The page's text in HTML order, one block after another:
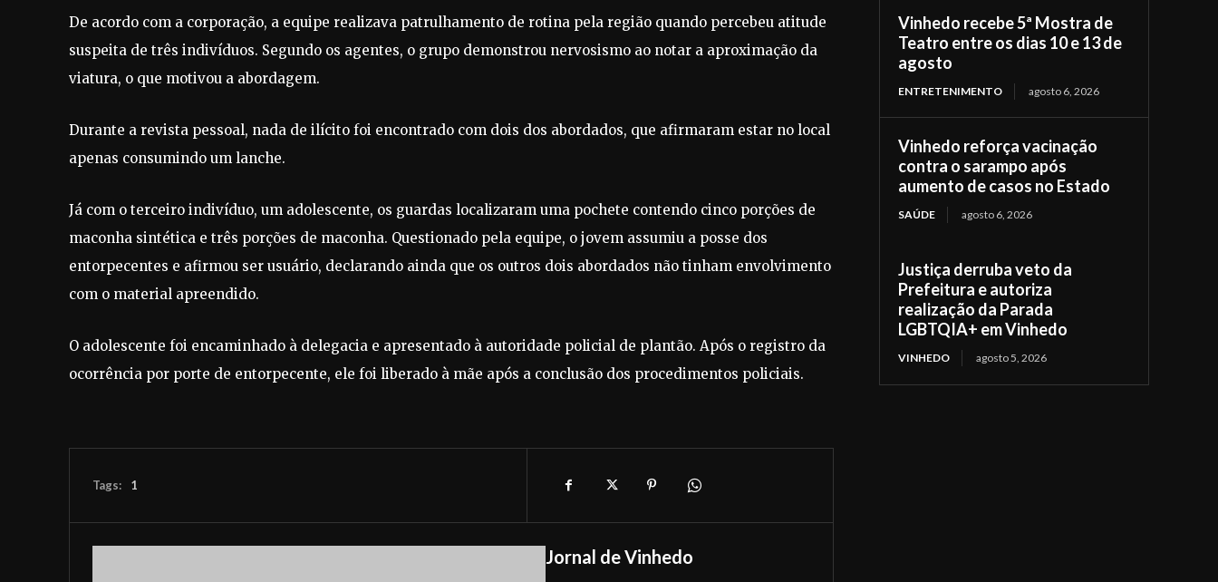
De acordo com a corporação, a equipe realizava patrulhamento de rotina pela região quando percebeu atitude
suspeita de três indivíduos. Segundo os agentes, o grupo demonstrou nervosismo ao notar a aproximação da
viatura, o que motivou a abordagem.
Durante a revista pessoal, nada de ilícito foi encontrado com dois dos abordados, que afirmaram estar no local
apenas consumindo um lanche.
Já com o terceiro indivíduo, um adolescente, os guardas localizaram uma pochete contendo cinco porções de
maconha sintética e três porções de maconha. Questionado pela equipe, o jovem assumiu a posse dos
entorpecentes e afirmou ser usuário, declarando ainda que os outros dois abordados não tinham envolvimento
com o material apreendido.
O adolescente foi encaminhado à delegacia e apresentado à autoridade policial de plantão. Após o registro da
ocorrência por porte de entorpecente, ele foi liberado à mãe após a conclusão dos procedimentos policiais.
Tags: 1
Jornal de Vinhedo
Vinhedo recebe 5ª Mostra de
Teatro entre os dias 10 e 13 de
agosto
ENTRETENIMENTO agosto 6, 2026
Vinhedo reforça vacinação
contra o sarampo após
aumento de casos no Estado
SAÚDE agosto 6, 2026
Justiça derruba veto da
Prefeitura e autoriza
realização da Parada
LGBTQIA+ em Vinhedo
VINHEDO agosto 5, 2026